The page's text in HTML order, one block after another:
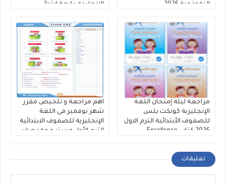
النموذجية 2026
الانجليزى رابعة ابتدائي
مراجعة ليلة إمتحان اللغة
الإنجليزية كونكت بلس
للصفوف الأبتدائية الترم الاول
2026 كتاب Excellence
اهم مراجعة و تلخيص مقرر
شهر نوفمبر فى اللغة
الإنجليزية للصفوف الابتدائية
الترم الأول مستر محمد صابر
تعليقات